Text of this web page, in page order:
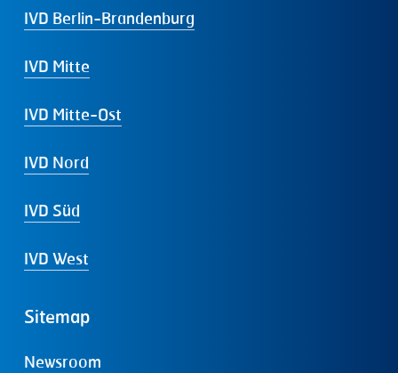
IVD Berlin-Brandenburg
IVD Mitte
IVD Mitte-Ost
IVD Nord
IVD Süd
IVD West
Sitemap
Newsroom